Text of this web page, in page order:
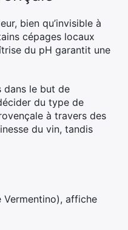
bien qu’invisible à
cépages locaux
du pH garantit une
dans le but de
du type de
à travers des
du vin, tandis
Vermentino), affiche